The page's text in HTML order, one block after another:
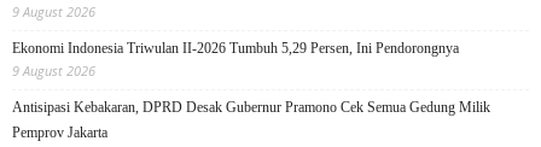
9 August 2026
Ekonomi Indonesia Triwulan II-2026 Tumbuh 5,29 Persen, Ini Pendorongnya
9 August 2026
Antisipasi Kebakaran, DPRD Desak Gubernur Pramono Cek Semua Gedung Milik
Pemprov Jakarta